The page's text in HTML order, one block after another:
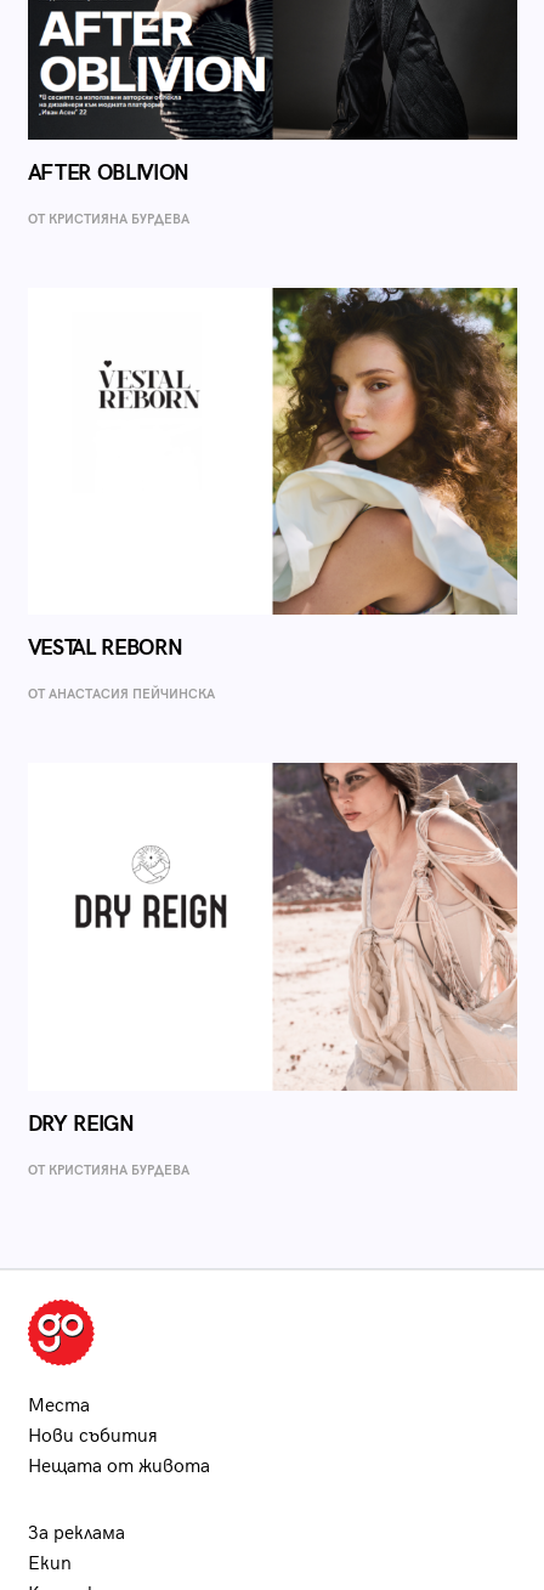
AFTER OBLIVION
ОТ КРИСТИЯНА БУРДЕВА
VESTAL REBORN
ОТ AНАСТАСИЯ ПЕЙЧИНСКА
DRY REIGN
ОТ КРИСТИЯНА БУРДЕВА
Места
Нови събития
Нещата от живота
За реклама
Екип